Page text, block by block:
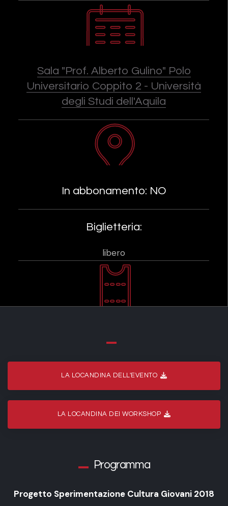
Sala "Prof. Alberto Gulino" Polo
Universitario Coppito 2 - Università
degli Studi dell'Aquila
In abbonamento: NO
Biglietteria:
libero
LA LOCANDINA DELL'EVENTO
LA LOCANDINA DEI WORKSHOP
Programma
Progetto Sperimentazione Cultura Giovani 2018